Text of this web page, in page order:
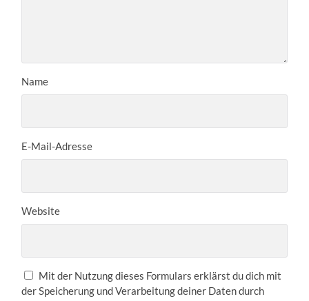
Name
E-Mail-Adresse
Website
Mit der Nutzung dieses Formulars erklärst du dich mit
der Speicherung und Verarbeitung deiner Daten durch